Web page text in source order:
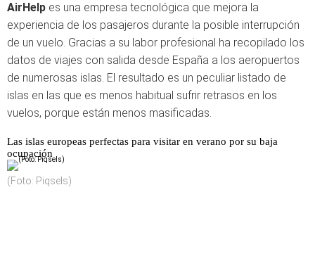
AirHelp es una empresa tecnológica que mejora la
experiencia de los pasajeros durante la posible interrupción
de un vuelo. Gracias a su labor profesional ha recopilado los
datos de viajes con salida desde España a los aeropuertos
de numerosas islas. El resultado es un peculiar listado de
islas en las que es menos habitual sufrir retrasos en los
vuelos, porque están menos masificadas.
Las islas europeas perfectas para visitar en verano por su baja
ocupación
(Foto: Piqsels)